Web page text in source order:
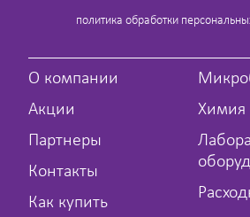
политика обработки
О компании
Акции
Партнеры
Контакты
Как купить
Химия